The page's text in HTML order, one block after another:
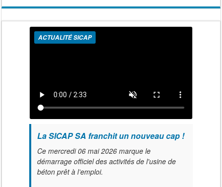
ACTUALITÉ SICAP
La SICAP SA franchit un nouveau cap !
Ce mercredi 06 mai 2026 marque le
démarrage officiel des activités de l'usine de
béton prêt à l’emploi.